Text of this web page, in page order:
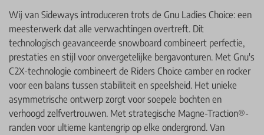
Wij van Sideways introduceren trots de Gnu Ladies Choice: een
meesterwerk dat alle verwachtingen overtreft. Dit
technologisch geavanceerde snowboard combineert perfectie,
prestaties en stijl voor onvergetelijke bergavonturen. Met Gnu's
C2X-technologie combineert de Riders Choice camber en rocker
voor een balans tussen stabiliteit en speelsheid. Het unieke
asymmetrische ontwerp zorgt voor soepele bochten en
verhoogd zelfvertrouwen. Met strategische Magne-Traction®-
randen voor ultieme kantengrip op elke ondergrond. Van